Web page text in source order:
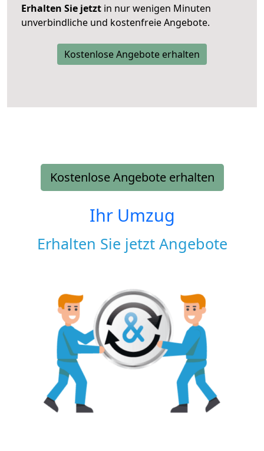
Erhalten Sie jetzt in nur wenigen Minuten
unverbindliche und kostenfreie Angebote.
Kostenlose Angebote erhalten
Kostenlose Angebote erhalten
Ihr Umzug
Erhalten Sie jetzt Angebote